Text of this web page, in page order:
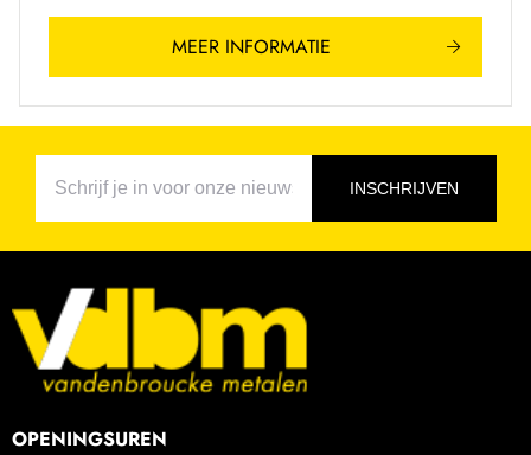
MEER INFORMATIE
INSCHRIJVEN
OPENINGSUREN